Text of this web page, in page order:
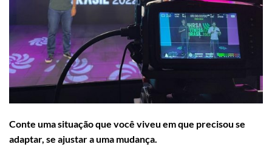
Conte uma situação que você viveu em que precisou se
adaptar, se ajustar a uma mudança.